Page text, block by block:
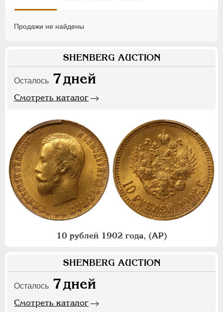
Продажи не найдены
SHENBERG AUCTION
Осталось 7дней
Смотреть каталог
10 рублей 1902 года, (АР)
SHENBERG AUCTION
Осталось 7дней
Смотреть каталог